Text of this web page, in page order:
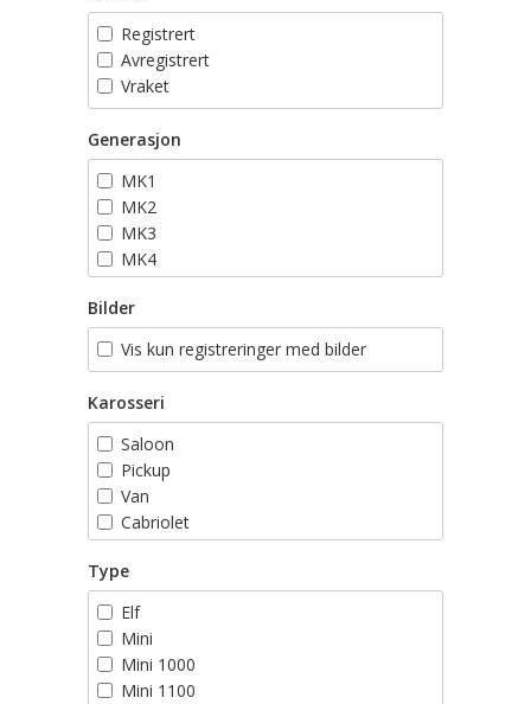
Registrert
Avregistrert
Vraket
Generasjon
MK1
MK2
MK3
MK4
MK5
MK6
MK7
Bilder
Vis kun registreringer med bilder
Karosseri
Saloon
Pickup
Van
Cabriolet
Stasjonsvogn
Type
Elf
Mini
Mini 1000
Mini 1100